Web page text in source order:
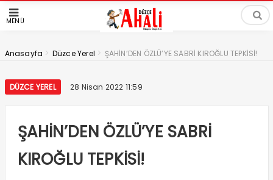
MENÜ
Anasayfa > Düzce Yerel > ŞAHİN’DEN ÖZLÜ’YE SABRİ KIROĞLU TEPKİSİ!
DÜZCE YEREL 28 Nisan 2022 11:59
ŞAHİN’DEN ÖZLÜ’YE SABRİ
KIROĞLU TEPKİSİ!